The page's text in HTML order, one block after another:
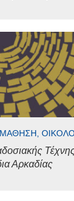
ΜΆΘΗΣΗ,
Αρκαδίας